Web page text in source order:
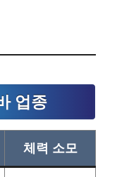
업종
체력 소모